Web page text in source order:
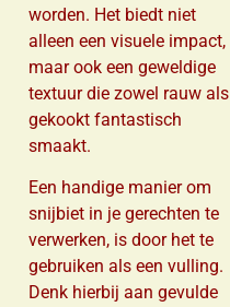
worden. Het biedt niet
alleen een visuele impact,
maar ook een geweldige
textuur die zowel rauw als
gekookt fantastisch
smaakt.
Een handige manier om
snijbiet in je gerechten te
verwerken, is door het te
gebruiken als een vulling.
Denk hierbij aan gevulde